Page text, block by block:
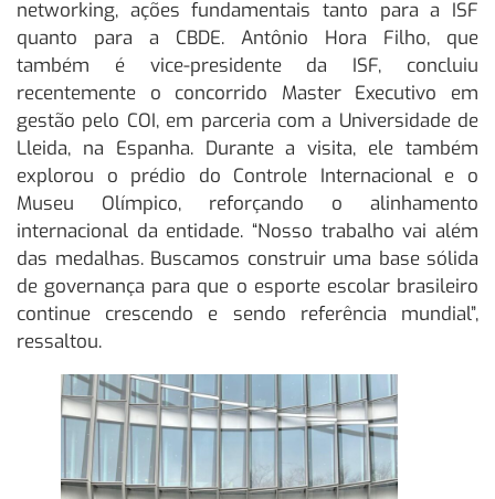
networking, ações fundamentais tanto para a ISF
quanto para a CBDE. Antônio Hora Filho, que
também é vice-presidente da ISF, concluiu
recentemente o concorrido Master Executivo em
gestão pelo COI, em parceria com a Universidade de
Lleida, na Espanha. Durante a visita, ele também
explorou o prédio do Controle Internacional e o
Museu Olímpico, reforçando o alinhamento
internacional da entidade. “Nosso trabalho vai além
das medalhas. Buscamos construir uma base sólida
de governança para que o esporte escolar brasileiro
continue crescendo e sendo referência mundial”,
ressaltou.